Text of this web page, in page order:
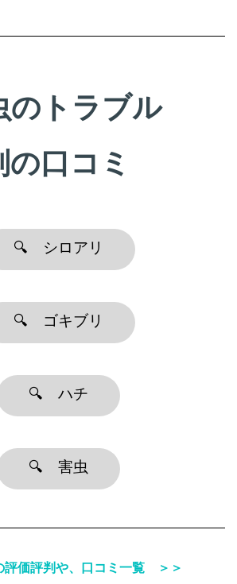
のトラブル
口コミ
🔍 シロアリ
🔍 ゴキブリ
🔍 ハチ
🔍 害虫
評価評判や、口コミ一覧 ＞＞